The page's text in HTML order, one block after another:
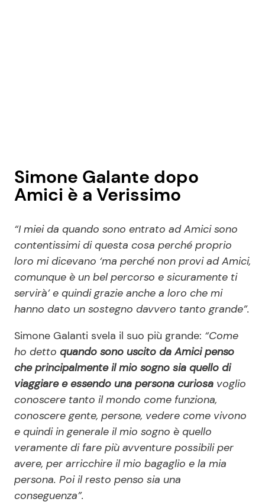
Simone Galante dopo
Amici è a Verissimo
“I miei da quando sono entrato ad Amici sono
contentissimi di questa cosa perché proprio
loro mi dicevano ‘ma perché non provi ad Amici,
comunque è un bel percorso e sicuramente ti
servirà’ e quindi grazie anche a loro che mi
hanno dato un sostegno davvero tanto grande”.
Simone Galanti svela il suo più grande: “Come
ho detto quando sono uscito da Amici penso
che principalmente il mio sogno sia quello di
viaggiare e essendo una persona curiosa voglio
conoscere tanto il mondo come funziona,
conoscere gente, persone, vedere come vivono
e quindi in generale il mio sogno è quello
veramente di fare più avventure possibili per
avere, per arricchire il mio bagaglio e la mia
persona. Poi il resto penso sia una
conseguenza”.